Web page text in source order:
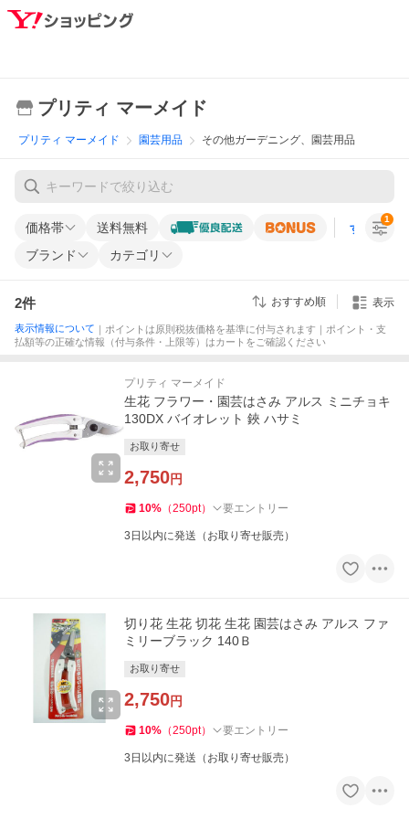
プリティ マーメイド
プリティ マーメイド 園芸用品 その他ガーデニング、園芸用品
価格帯 送料無料 すべての条
ブランド カテゴリ
1
2件 おすすめ順 表示
表示情報について ｜ポイントは原則税抜価格を基準に付与されます｜ポイント・支
払額等の正確な情報（付与条件・上限等）はカートをご確認ください
プリティ マーメイド
生花 フラワー・園芸はさみ アルス ミニチョキ
130DX バイオレット 鋏 ハサミ
お取り寄せ
2,750円
10% （250pt） 要エントリー
3日以内に発送（お取り寄せ販売）
切り花 生花 切花 生花 園芸はさみ アルス ファ
ミリーブラック 140Ｂ
お取り寄せ
2,750円
10% （250pt） 要エントリー
3日以内に発送（お取り寄せ販売）